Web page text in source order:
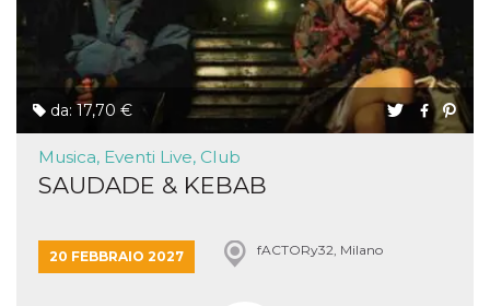
da: 17,70 €
Musica, Eventi Live, Club
SAUDADE & KEBAB
20 FEBBRAIO 2027 fACTORy32, Milano